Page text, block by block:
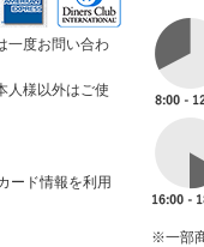
一度お問い合わ
人様以外はご使
ード情報を利用
※一部